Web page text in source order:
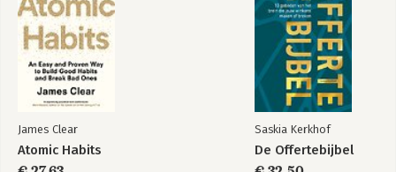
James Clear
Atomic Habits
Saskia Kerkhof
De Offertebijbel